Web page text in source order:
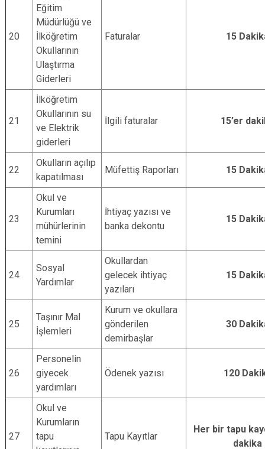
20
Eğitim
Müdürlüğü ve
İlköğretim
Okullarının
Ulaştırma
Giderleri
Faturalar 15
21
İlköğretim
Okullarının su
ve Elektrik
giderleri
İlgili faturalar 15’er
22
Okulların açılıp
kapatılması
Müfettiş Raporları 15
23
Okul ve
Kurumları
mühürlerinin
temini
İhtiyaç yazısı ve
banka dekontu
15
24
Sosyal
Yardımlar
Okullardan
gelecek ihtiyaç
yazıları
15
25
Taşınır Mal
İşlemleri
Kurum ve okullara
gönderilen
demirbaşlar
30
26
Personelin
giyecek
yardımları
Ödenek yazısı 120
27
Okul ve
Kurumların
tapu
Tapu Kayıtlar
Her bir tapu
dakika